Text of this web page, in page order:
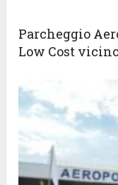
Parcheggio
Low Cost